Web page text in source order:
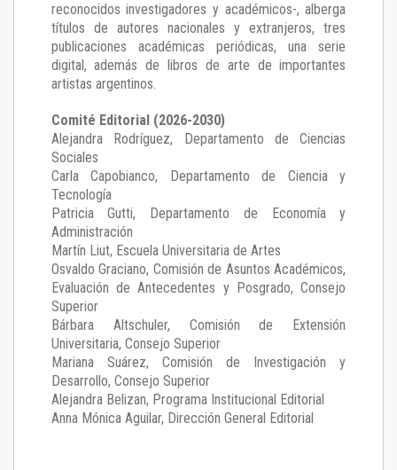
reconocidos investigadores y académicos-, alberga
títulos de autores nacionales y extranjeros, tres
publicaciones académicas periódicas, una serie
digital, además de libros de arte de importantes
artistas argentinos.
Comité Editorial (2026-2030)
Alejandra Rodríguez, Departamento de Ciencias
Sociales
Carla Capobianco, Departamento de Ciencia y
Tecnología
Patricia Gutti, Departamento de Economía y
Administración
Martín Liut, Escuela Universitaria de Artes
Osvaldo Graciano, Comisión de Asuntos Académicos,
Evaluación de Antecedentes y Posgrado, Consejo
Superior
Bárbara Altschuler, Comisión de Extensión
Universitaria, Consejo Superior
Mariana Suárez, Comisión de Investigación y
Desarrollo, Consejo Superior
Alejandra Belizan, Programa Institucional Editorial
Anna Mónica Aguilar, Dirección General Editorial